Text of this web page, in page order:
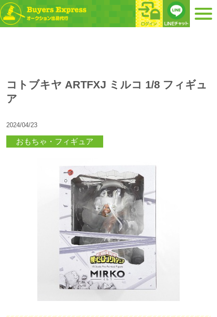
コトブキヤ ARTFXJ ミルコ 1/8 フィギュ
ア
2024/04/23
おもちゃ・フィギュア